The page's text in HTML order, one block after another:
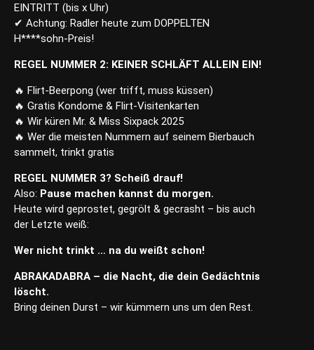
EINTRITT (bis x Uhr)
✔ Achtung: Radler heute zum DOPPELTEN
H****sohn-Preis!
REGEL NUMMER 2: KEINER SCHLÄFT ALLEIN EIN!
🔥 Flirt-Beerpong (wer trifft, muss küssen)
🔥 Gratis Kondome & Flirt-Visitenkarten
🔥 Wir küren Mr. & Miss Sixpack 2025
🔥 Wer die meisten Nummern auf seinem Bierbauch
sammelt, trinkt gratis
REGEL NUMMER 3? Scheiß drauf!
Also: Pause machen kannst du morgen.
Heute wird geprostet, gegrölt & gecrasht – bis auch
der Letzte weiß:
Wer nicht trinkt … na du weißt schon!
ABRAKADABRA – die Nacht, die dein Gedächtnis
löscht.
Bring deinen Durst – wir kümmern uns um den Rest.